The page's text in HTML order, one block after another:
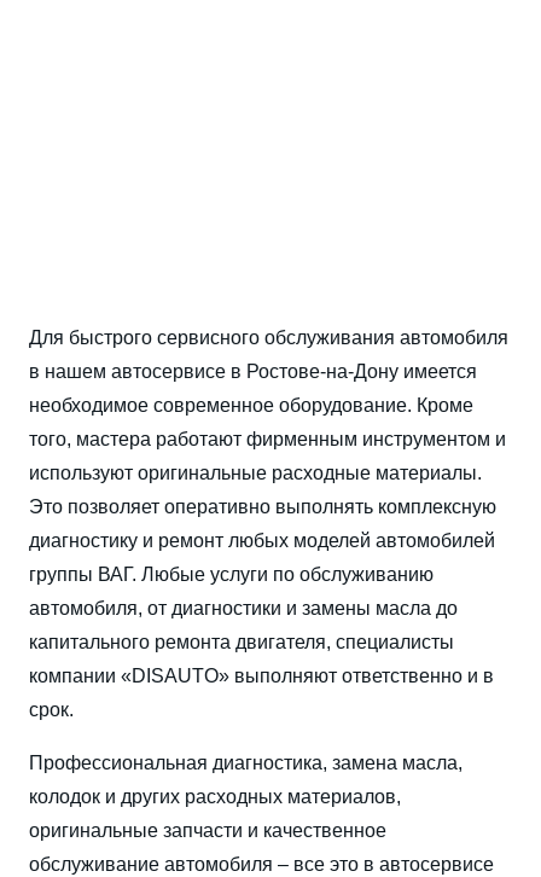
Для быстрого сервисного обслуживания автомобиля
в нашем автосервисе в Ростове-на-Дону имеется
необходимое современное оборудование. Кроме
того, мастера работают фирменным инструментом и
используют оригинальные расходные материалы.
Это позволяет оперативно выполнять комплексную
диагностику и ремонт любых моделей автомобилей
группы ВАГ. Любые услуги по обслуживанию
автомобиля, от диагностики и замены масла до
капитального ремонта двигателя, специалисты
компании «DISAUTO» выполняют ответственно и в
срок.
Профессиональная диагностика, замена масла,
колодок и других расходных материалов,
оригинальные запчасти и качественное
обслуживание автомобиля – все это в автосервисе